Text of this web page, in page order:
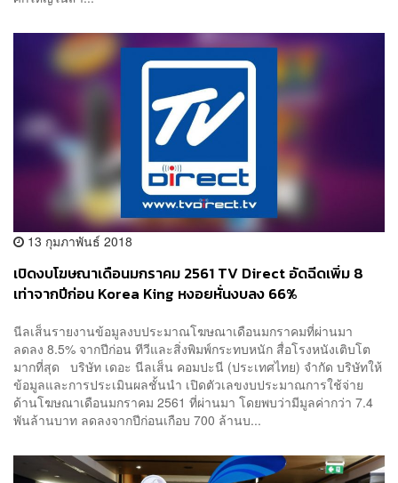
13 กุมภาพันธ์ 2018
เปิดงบโฆษณาเดือนมกราคม 2561 TV Direct อัดฉีดเพิ่ม 8
เท่าจากปีก่อน Korea King หงอยหั่นงบลง 66%
นีลเส็นรายงานข้อมูลงบประมาณโฆษณาเดือนมกราคมที่ผ่านมา
ลดลง 8.5% จากปีก่อน ทีวีและสิ่งพิมพ์กระทบหนัก สื่อโรงหนังเติบโต
มากที่สุด บริษัท เดอะ นีลเส็น คอมปะนี (ประเทศไทย) จำกัด บริษัทให้
ข้อมูลและการประเมินผลชั้นนำ เปิดตัวเลขงบประมาณการใช้จ่าย
ด้านโฆษณาเดือนมกราคม 2561 ที่ผ่านมา โดยพบว่ามีมูลค่ากว่า 7.4
พันล้านบาท ลดลงจากปีก่อนเกือบ 700 ล้านบ...